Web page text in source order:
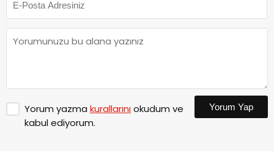
Yorum yazma kurallarınıokudum ve
kabul ediyorum.
Yorum Yap